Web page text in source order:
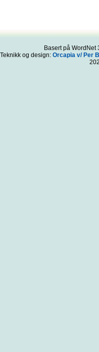
Basert på
Teknikk og design: Orcapia v/ Per